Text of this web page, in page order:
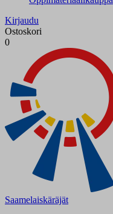
Kirjaudu
Ostoskori
0
Saamelaiskäräjät